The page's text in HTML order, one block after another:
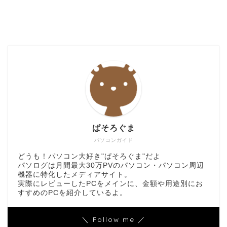
パソコンガイド
ぱそろぐま
どうも！パソコン大好き"ぱそろぐま"だよ
パソログは月間最大30万PVのパソコン・パソコン周辺
機器に特化したメディアサイト。
実際にレビューしたPCをメインに、金額や用途別にお
すすめのPCを紹介しているよ。
＼ Follow me ／